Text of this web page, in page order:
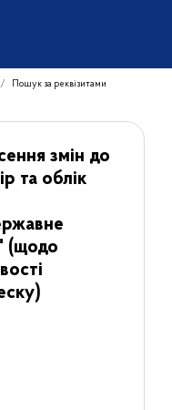
Пошук за реквізитами
змін до
та облік
(щодо